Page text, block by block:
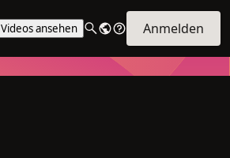
Videos ansehen Anmelden